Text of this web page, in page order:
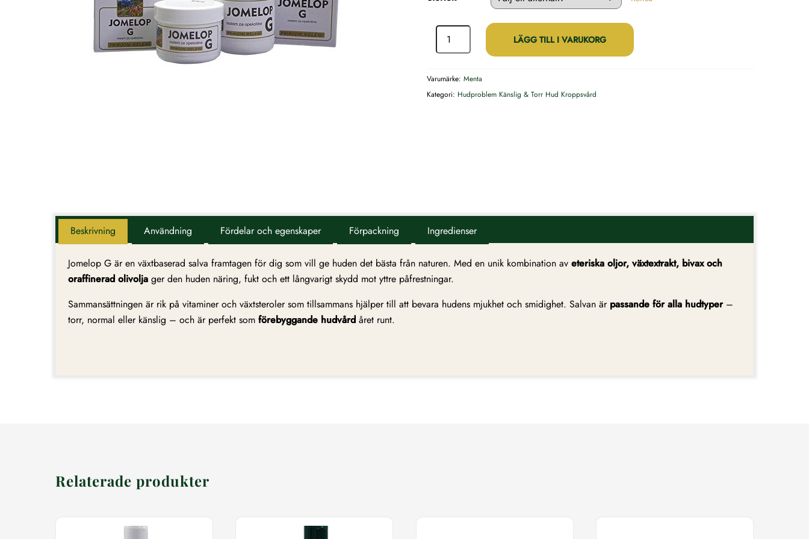
Jomelop
med
växtextrakt
LÄGG TILL I VARUKORG
Varumärke: Menta
Kategori: Hudproblem Känslig & Torr Hud Kroppsvård
Beskrivning Användning Fördelar och egenskaper Förpackning Ingredienser
Jomelop G är en växtbaserad salva framtagen för dig som vill ge huden det bästa från naturen. Med en unik kombination av eteriska oljor, växtextrakt, bivax och
oraffinerad olivoljager den huden näring, fukt och ett långvarigt skydd mot yttre påfrestningar.
Sammansättningen är rik på vitaminer och växtsteroler som tillsammans hjälper till att bevara hudens mjukhet och smidighet. Salvan är passande för alla hudtyper–
torr, normal eller känslig – och är perfekt som förebyggande hudvårdåret runt.
Relaterade produkter